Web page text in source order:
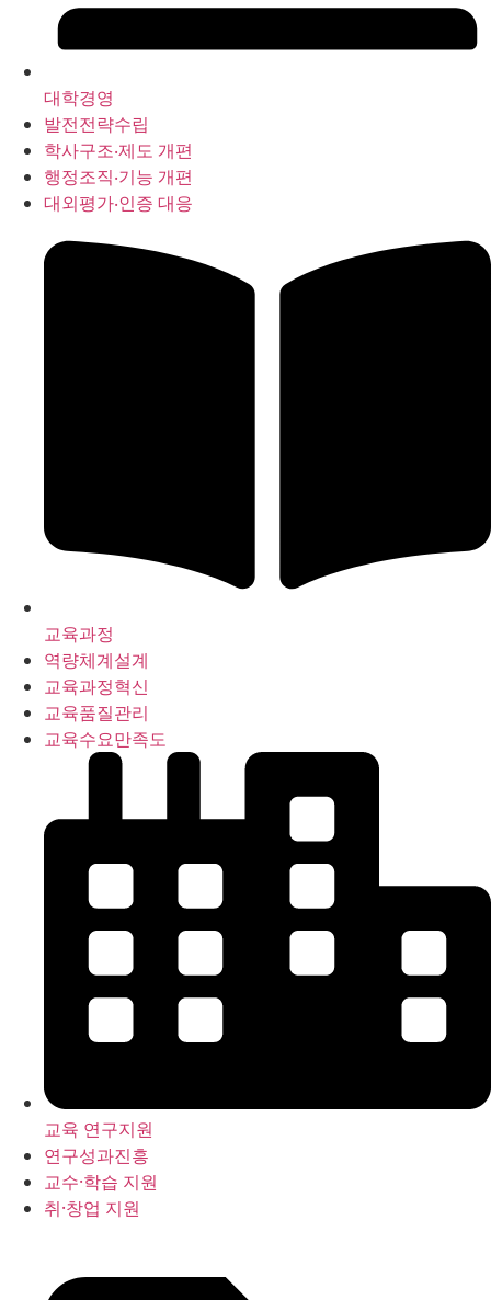
대학경영
발전전략수립
학사구조‧제도 개편
행정조직‧기능 개편
대외평가‧인증 대응
교육과정
역량체계설계
교육과정혁신
교육품질관리
교육수요만족도
교육 연구지원
연구성과진흥
교수·학습 지원
취·창업 지원